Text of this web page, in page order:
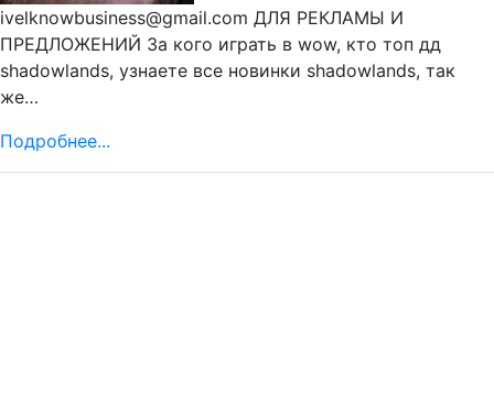
ivelknowbusiness@gmail.com ДЛЯ РЕКЛАМЫ И
ПРЕДЛОЖЕНИЙ За кого играть в wow, кто топ дд
shadowlands, узнаете все новинки shadowlands, так
же…
Подробнее...